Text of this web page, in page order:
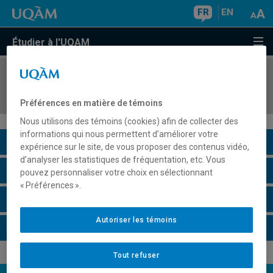
FR EN
Étudier à l'UQAM
COURS//
Description du cours
Horaire - Été 2026
Préférences en matière de témoins
Nous utilisons des témoins (cookies) afin de collecter des
informations qui nous permettent d’améliorer votre
expérience sur le site, de vous proposer des contenus vidéo,
d’analyser les statistiques de fréquentation, etc. Vous
pouvez personnaliser votre choix en sélectionnant
« Préférences ».
Tout refuser
Autoriser les témoins